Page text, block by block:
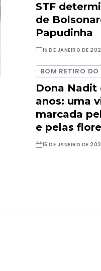
STF
de
Papudinha
15 DE JANEIRO DE
BOM RETIRO DO
Dona Nadit
anos: uma
marcada
e pelas
15 DE JANEIRO DE